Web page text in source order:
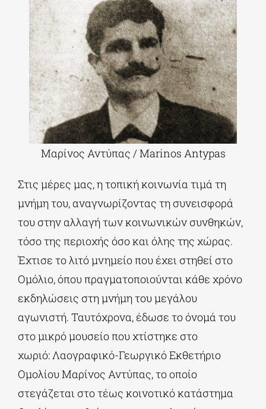
Μαρίνος Αντύπας / Marinos Antypas
Στις μέρες μας, η τοπική κοινωνία τιμά τη
μνήμη του, αναγνωρίζοντας τη συνεισφορά
του στην αλλαγή των κοινωνικών συνθηκών,
τόσο της περιοχής όσο και όλης της χώρας.
Έχτισε το λιτό μνημείο που έχει στηθεί στο
Ομόλιο, όπου πραγματοποιούνται κάθε χρόνο
εκδηλώσεις στη μνήμη του μεγάλου
αγωνιστή. Ταυτόχρονα, έδωσε το όνομά του
στο μικρό μουσείο που χτίστηκε στο
χωριό: Λαογραφικό-Γεωργικό Εκθετήριο
Ομολίου Μαρίνος Αντύπας, το οποίο
στεγάζεται στο τέως κοινοτικό κατάστημα